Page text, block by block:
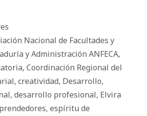
Nacional de Facultades y
y Administración ANFECA,
, Coordinación Regional del
, creatividad, Desarrollo,
, desarrollo profesional, Elvira
, espíritu de